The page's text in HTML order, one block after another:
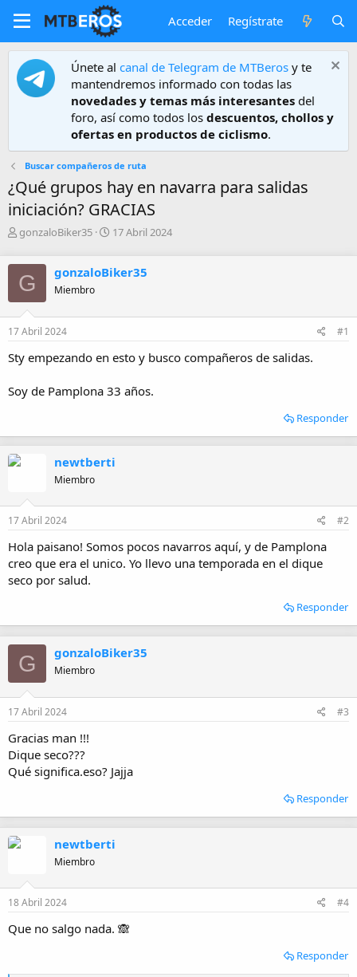
Acceder Regístrate
Únete al canal de Telegram de MTBeros y te
mantendremos informado con todas las
novedades y temas más interesantes del
foro, así como todos los descuentos, chollos y
ofertas en productos de ciclismo.
Buscar compañeros de ruta
¿Qué grupos hay en navarra para salidas
iniciación? GRACIAS
A
o
r
gonzaloBiker35
F
h
e
i
i
17 Abril 2024
G gonzaloBiker35
Miembro
17 Abril 2024 #1
Sty empezando en esto y busco compañeros de salidas.
Soy de Pamplona 33 años.
Responder
newtberti
Miembro
17 Abril 2024 #2
Hola paisano! Somos pocos navarros aquí, y de Pamplona
creo que era el unico. Yo llevo una temporada en el dique
seco por salud.
Responder
G gonzaloBiker35
Miembro
17 Abril 2024 #3
Gracias man !!!
Dique seco???
Qué significa.eso? Jajja
Responder
newtberti
Miembro
18 Abril 2024 #4
Que no salgo nada. 🙈
Responder